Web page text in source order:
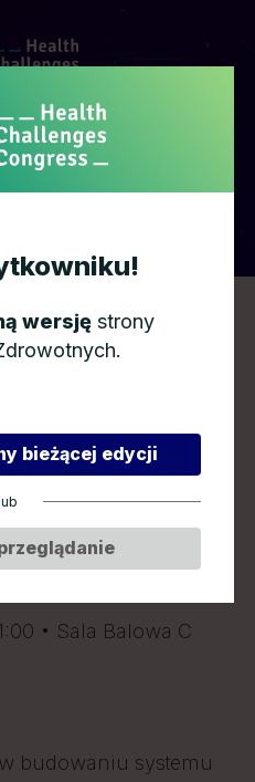
w
• Sala Balowa C
budowaniu systemu
wersję strony
bieżącej edycji